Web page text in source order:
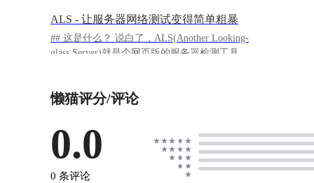
ALS - 让服务器网络测试变得简单粗暴
## 这是什么？ 说白了，ALS(Another Looking-
glass Server)就是个网页版的服务器检测工具。
SSH连上去敲命令，现在直接打开网页点点鼠标
traceroute、wget各种折腾。 现在有了ALS，直接
点开就能看到所有信息，是不是爽多了？
https://appstore.lazycat.cloud/#/shop/detail/in.zhaoj.a
懒猫评分/评论
0.0
0 条评论